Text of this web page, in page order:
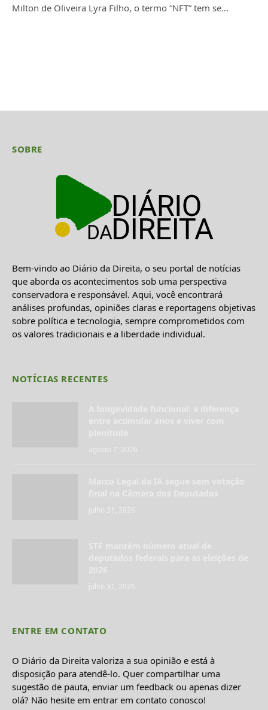
Milton de Oliveira Lyra Filho, o termo “NFT” tem se…
SOBRE
Bem-vindo ao Diário da Direita, o seu portal de notícias
que aborda os acontecimentos sob uma perspectiva
conservadora e responsável. Aqui, você encontrará
análises profundas, opiniões claras e reportagens objetivas
sobre política e tecnologia, sempre comprometidos com
os valores tradicionais e a liberdade individual.
NOTÍCIAS RECENTES
agosto 7, 2026
julho 31, 2026
julho 31, 2026
ENTRE EM CONTATO
O Diário da Direita valoriza a sua opinião e está à
disposição para atendê-lo. Quer compartilhar uma
sugestão de pauta, enviar um feedback ou apenas dizer
olá? Não hesite em entrar em contato conosco!